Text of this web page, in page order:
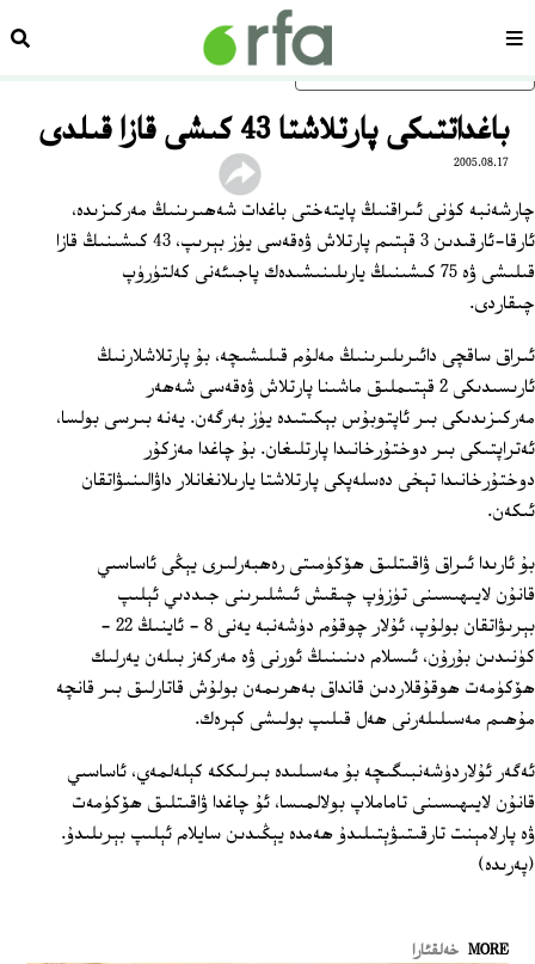
ئاساسلىق مەزمۇنغا ئاتلاڭسەھىپە
باغداتتىكى پارتلاشتا 43 كىشى قازا قىلدى
2005.08.17
چارشەنبە كۈنى ئىراقنىڭ پايتەختى باغدات شەھىرىنىڭ مەركىزىدە،
ئارقا-ئارقىدىن 3 قېتىم پارتلاش ۋەقەسى يۈز بېرىپ، 43 كىشىنىڭ قازا
قىلىشى ۋە 75 كىشىنىڭ يارىلىنىشىدەك پاجىئەنى كەلتۈرۈپ
چىقاردى.
ئىراق ساقچى دائىرىلىرىنىڭ مەلۇم قىلىشىچە، بۇ پارتلاشلارنىڭ
ئارىسىدىكى 2 قېتىملىق ماشىنا پارتلاش ۋەقەسى شەھەر
مەركىزىدىكى بىر ئاپتوبۇس بېكىتىدە يۈز بەرگەن. يەنە بىرسى بولسا،
ئەتراپتىكى بىر دوختۇرخانىدا پارتلىغان. بۇ چاغدا مەزكۇر
دوختۇرخانىدا تېخى دەسلەپكى پارتلاشتا يارىلانغانلار داۋالىنىۋاتقان
ئىكەن.
بۇ ئارىدا ئىراق ۋاقىتلىق ھۆكۈمىتى رەھبەرلىرى يېڭى ئاساسىي
قانۇن لايىھىسىنى تۈزۈپ چىقىش ئىشلىرىنى جىددىي ئېلىپ
بېرىۋاتقان بولۇپ، ئۇلار چوقۇم دۈشەنبە يەنى 8 - ئاينىڭ 22 -
كۈنىدىن بۇرۇن، ئىسلام دىنىنىڭ ئورنى ۋە مەركەز بىلەن يەرلىك
ھۆكۈمەت ھوقۇقلاردىن قانداق بەھرىمەن بولۇش قاتارلىق بىر قانچە
مۇھىم مەسىلىلەرنى ھەل قىلىپ بولىشى كېرەك.
ئەگەر ئۇلاردۈشەنبىگىچە بۇ مەسىلىدە بىرلىككە كېلەلمەي، ئاساسىي
قانۇن لايىھىسىنى تاماملاپ بولالمىسا، ئۇ چاغدا ۋاقىتلىق ھۆكۈمەت
ۋە پارلامېنت تارقىتىۋېتىلىدۇ ھەمدە يېڭىدىن سايلام ئېلىپ بېرىلىدۇ.
(پەرىدە)
MORE خەلقئارا